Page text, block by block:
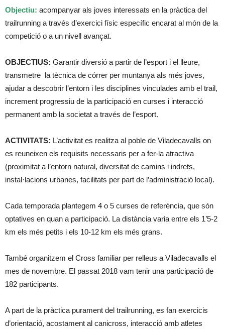
Objectiu: acompanyar als joves interessats en la pràctica del
trailrunning a través d’exercici físic específic encarat al món de la
competició o a un nivell avançat.
OBJECTIUS: Garantir diversió a partir de l’esport i el lleure,
transmetre la tècnica de córrer per muntanya als més joves,
ajudar a descobrir l’entorn i les disciplines vinculades amb el trail,
increment progressiu de la participació en curses i interacció
permanent amb la societat a través de l’esport.
ACTIVITATS: L’activitat es realitza al poble de Viladecavalls on
es reuneixen els requisits necessaris per a fer-la atractiva
(proximitat a l’entorn natural, diversitat de camins i indrets,
instal·lacions urbanes, facilitats per part de l’administració local).
Cada temporada plantegem 4 o 5 curses de referència, que són
optatives en quan a participació. La distància varia entre els 1’5-2
km els més petits i els 10-12 km els més grans.
També organitzem el Cross familiar per relleus a Viladecavalls el
mes de novembre. El passat 2018 vam tenir una participació de
182 participants.
A part de la pràctica purament del trailrunning, es fan exercicis
d’orientació, acostament al canicross, interacció amb atletes